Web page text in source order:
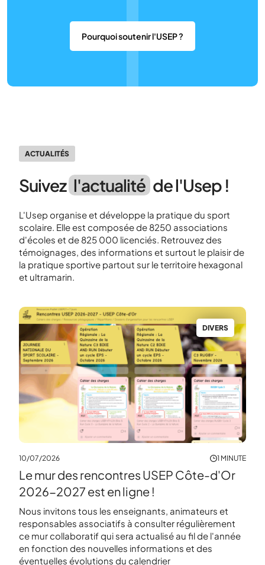
Pourquoi soutenir l'USEP ?
ACTUALITÉS
Suivez l'actualité de l'Usep !
L'Usep organise et développe la pratique du sport
scolaire. Elle est composée de 8250 associations
d'écoles et de 825 000 licenciés. Retrouvez des
témoignages, des informations et surtout le plaisir de
la pratique sportive partout sur le territoire hexagonal
et ultramarin.
DIVERS
10/07/2026 1 MINUTE
Le mur des rencontres USEP Côte-d'Or
2026-2027 est en ligne !
Nous invitons tous les enseignants, animateurs et
responsables associatifs à consulter régulièrement
ce mur collaboratif qui sera actualisé au fil de l'année
en fonction des nouvelles informations et des
éventuelles évolutions du calendrier